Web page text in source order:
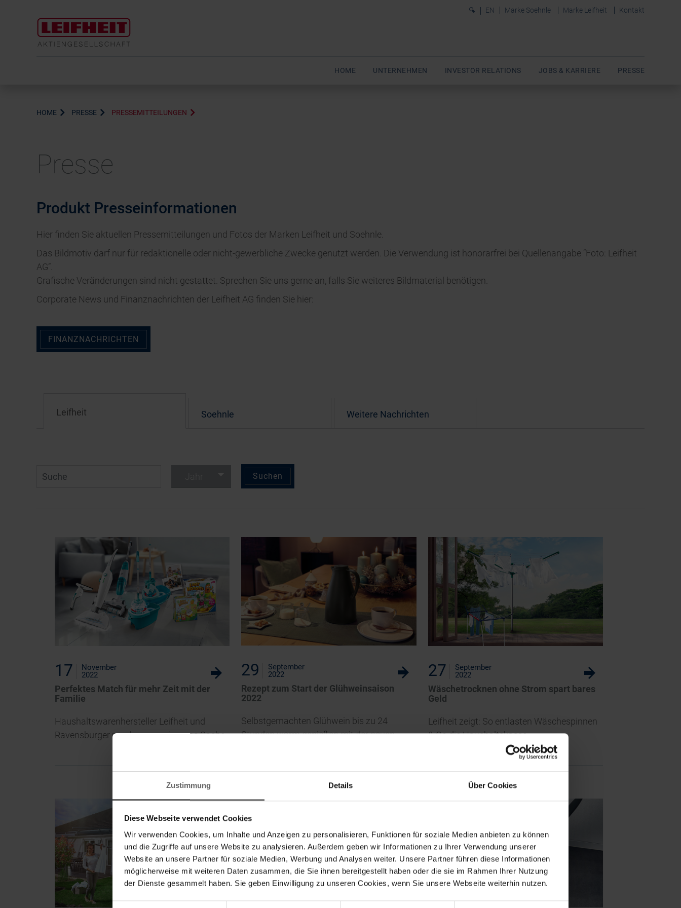
Zustimmung Details Über Cookies
Diese Webseite verwendet Cookies
Wir verwenden Cookies, um Inhalte und Anzeigen zu personalisieren, Funktionen für soziale Medien anbieten zu können
und die Zugriffe auf unsere Website zu analysieren. Außerdem geben wir Informationen zu Ihrer Verwendung unserer
Website an unsere Partner für soziale Medien, Werbung und Analysen weiter. Unsere Partner führen diese Informationen
möglicherweise mit weiteren Daten zusammen, die Sie ihnen bereitgestellt haben oder die sie im Rahmen Ihrer Nutzung
der Dienste gesammelt haben. Sie geben Einwilligung zu unseren Cookies, wenn Sie unsere Webseite weiterhin nutzen.
0 EN Marke Soehnle Marke Leifheit Kontakt
HOME UNTERNEHMEN INVESTOR RELATIONS JOBS & KARRIERE PRESSE
HOME PRESSE PRESSEMITTEILUNGEN
Presse
Produkt Presseinformationen
Hier finden Sie aktuellen Pressemitteilungen und Fotos der Marken Leifheit und Soehnle.
Das Bildmotiv darf nur für redaktionelle oder nicht-gewerbliche Zwecke genutzt werden. Die Verwendung ist honorarfrei bei Quellenangabe “Foto: Leifheit
AG”.
Grafische Veränderungen sind nicht gestattet. Sprechen Sie uns gerne an, falls Sie weiteres Bildmaterial benötigen.
Corporate News und Finanznachrichten der Leifheit AG finden Sie hier:
FINANZNACHRICHTEN
Lei­fh­eit Soe­hn­le Wei­te­re­ N­ac­hr­ichten
Suche
17
November
2022
w
Perfektes Match für mehr Zeit mit der
Familie
Haushaltswarenhersteller Leifheit und
Ravensburger machen gemeinsame Sache
29
September
2022
w
Rezept zum Start der Glühweinsaison
2022
Selbstgemachten Glühwein bis zu 24
Stunden warm genießen mit der neuen
27
September
2022
w
Wäschetrocknen ohne Strom spart bares
Geld
Leifheit zeigt: So entlasten Wäschespinnen
& Co die Haushaltskasse
Suchvorschläge